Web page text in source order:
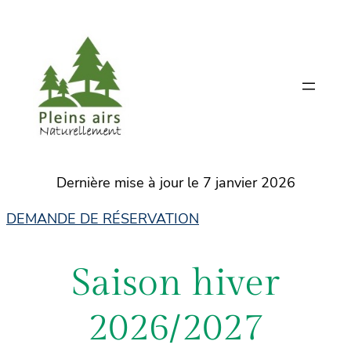
Dernière mise à jour le 7 janvier 2026
DEMANDE DE RÉSERVATION
Saison hiver
2026/2027